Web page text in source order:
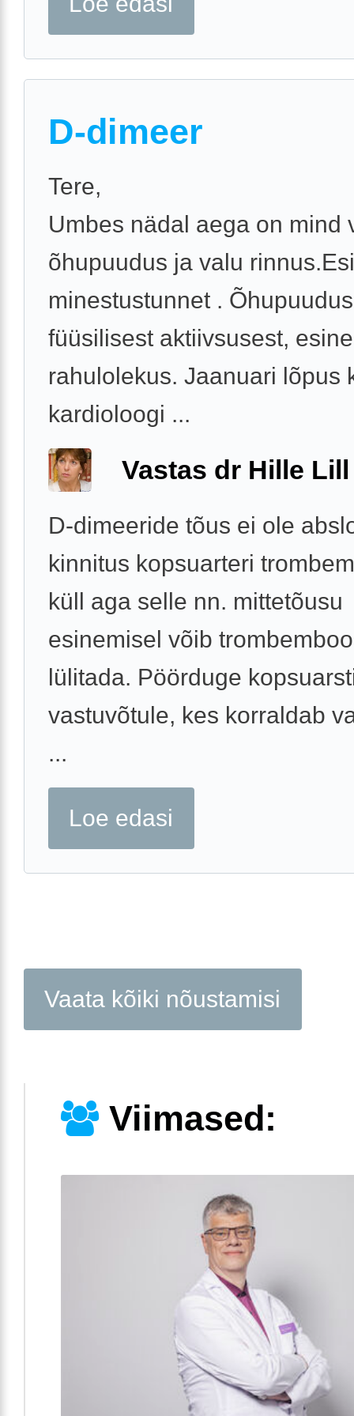
D-dimeer
Tere,
Umbes nädal aega on mind
õhupuudus ja valu
minestustunnet .
füüsilisest aktiivsusest,
rahulolekus. Jaanuari lõpus
kardioloogi ...
Vastas dr Hille Lill
D-dimeeride tõus ei ole
kinnitus kopsuarteri
küll aga selle nn. mittetõusu
esinemisel võib
lülitada. Pöörduge
vastuvõtule, kes korraldab
...
Loe edasi
Vaata kõiki nõustamisi
Viimased: